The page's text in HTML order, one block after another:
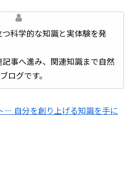
科学的な知識と実体験を発
事へ進み、関連知識まで自然
ログです。
― 自分を創り上げる知識を手に